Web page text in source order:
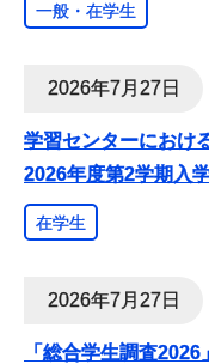
一般・在学生
2026年7月27日
学習センターにおけ
2026年度第2学期入
在学生
2026年7月27日
「総合学生調査